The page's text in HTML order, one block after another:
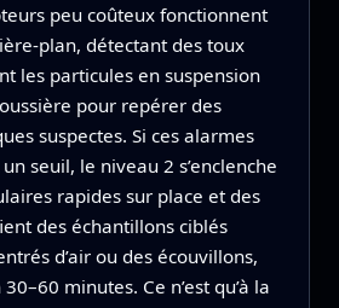
peu coûteux fonctionnent
plan, détectant des toux
les particules en suspension
pour repérer des
suspectes. Si ces alarmes
seuil, le niveau 2 s’enclenche
rapides sur place et des
des échantillons ciblés
d’air ou des écouvillons,
minutes. Ce n’est qu’à la